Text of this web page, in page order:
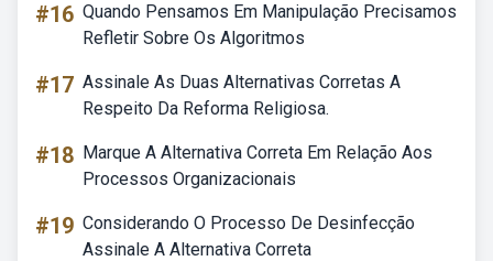
#16 Quando Pensamos Em Manipulação Precisamos
Refletir Sobre Os Algoritmos
#17 Assinale As Duas Alternativas Corretas A
Respeito Da Reforma Religiosa.
#18 Marque A Alternativa Correta Em Relação Aos
Processos Organizacionais
#19 Considerando O Processo De Desinfecção
Assinale A Alternativa Correta